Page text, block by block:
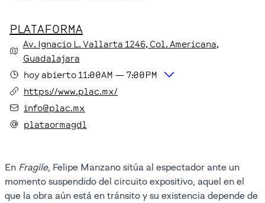
PLATAFORMA
Av. Ignacio L. Vallarta 1246, Col. Americana,
Guadalajara
hoyabierto 11:00AM — 7:00PM
https://www.plac.mx/
info@plac.mx
plataormagdl
En Fragile, Felipe Manzano sitúa al espectador ante un
momento suspendido del circuito expositivo, aquel en el
que la obra aún está en tránsito y su existencia depende de